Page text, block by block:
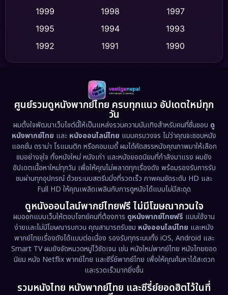
Dance เต้น (10)
Detective สืบสวน (77)
Disaster (13)
Disney+ (5)
Documentary สารคดี (95)
Drama ดราม่า (1,518)
Dystopian (17)
Emotional (61)
Epic มหากาพย์ (228)
Erotic (38)
Family ครอบครัว (375)
1999
1998
1997
1995
1994
1993
1992
1991
1990
1989
1988
1986
1983
1978
1974
1962
ศูนย์รวมดูหนังพากย์ไทย ครบทุกแนว อัปเดตใหม่ทุก
วัน
ผมตั้งใจพัฒนาเว็บไซต์นี้ให้เป็นแหล่งรวมความบันเทิงสำหรับคนที่ชื่นชอบ ดู
หนังพากย์ไทย และ หนังออนไลน์ไทย แบบครบวงจร ไม่ว่าคุณจะชอบหนัง
แอคชั่น ดราม่า โรแมนติก หรือคอมเมดี้ ผมได้คัดสรรหนังคุณภาพมาให้เลือก
ชมอย่างจุใจ ทั้งหนังใหม่ หนังเก่า และหนังยอดนิยมที่กำลังมาแรง ผมยัง
อัปเดตเนื้อหาใหม่ทุกวัน เพื่อให้คุณไม่พลาดทุกเรื่องดัง พร้อมรองรับการรับ
ชมผ่านทุกอุปกรณ์ ด้วยระบบสตรีมมิ่งที่รวดเร็ว ภาพคมชัดระดับ HD และ
Full HD ให้คุณเพลิดเพลินกับการดูหนังได้แบบไม่มีสะดุด
ดูหนังออนไลน์พากย์ไทยฟรี ไม่มีโฆษณากวนใจ
ผมออกแบบเว็บให้ตอบโจทย์คนที่ต้องการ ดูหนังพากย์ไทยฟรี แบบใช้งาน
ง่ายและไม่มีโฆษณารบกวน คุณสามารถรับชม หนังออนไลน์ไทย และหนัง
พากย์ไทยเรื่องดังได้แบบต่อเนื่อง รองรับทุกระบบทั้ง iOS, Android และ
Smart TV ผมยังจัดหมวดหมู่ไว้ชัดเจน เช่น หนังใหม่พากย์ไทย หนังไทยยอด
นิยม หนัง Netflix พากย์ไทย และซีรี่ย์พากย์ไทย เพื่อให้คุณค้นหาได้สะดวก
และรวดเร็วมากยิ่งขึ้น
รวมหนังไทย หนังพากย์ไทย และซีรี่ย์ยอดฮิตไว้ในที่